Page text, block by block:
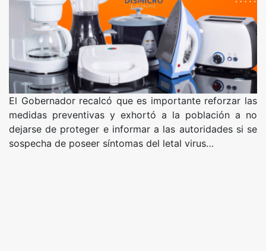
El Gobernador recalcó que es importante reforzar las
medidas preventivas y exhortó a la población a no
dejarse de proteger e informar a las autoridades si se
sospecha de poseer síntomas del letal virus…